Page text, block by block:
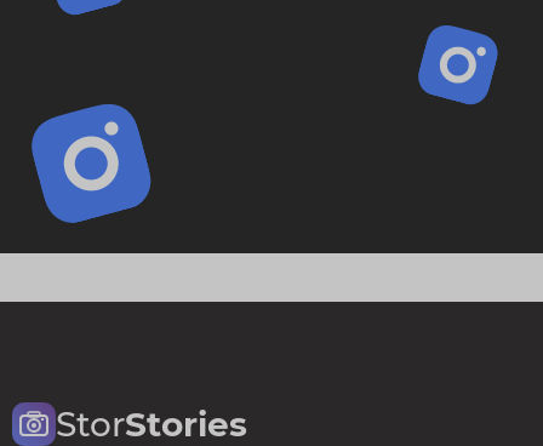
StorStories